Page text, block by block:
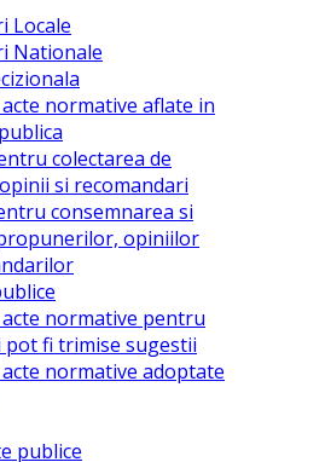
Locale
Nationale
normative aflate in
colectarea de
si recomandari
consemnarea si
opiniilor
normative pentru
pot fi trimise sugestii
normative adoptate
publice